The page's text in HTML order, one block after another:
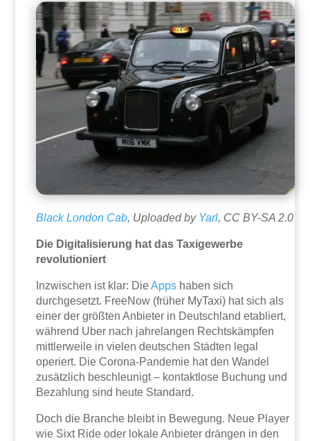
Black London Cab, Uploaded by Yarl, CC BY-SA 2.0
Die Digitalisierung hat das Taxigewerbe
revolutioniert
Inzwischen ist klar: DieApps haben sich
durchgesetzt. FreeNow (früher MyTaxi) hat sich als
einer der größten Anbieter in Deutschland etabliert,
während Uber nach jahrelangen Rechtskämpfen
mittlerweile in vielen deutschen Städten legal
operiert. Die Corona-Pandemie hat den Wandel
zusätzlich beschleunigt – kontaktlose Buchung und
Bezahlung sind heute Standard.
Doch die Branche bleibt in Bewegung. Neue Player
wie Sixt Ride oder lokale Anbieter drängen in den